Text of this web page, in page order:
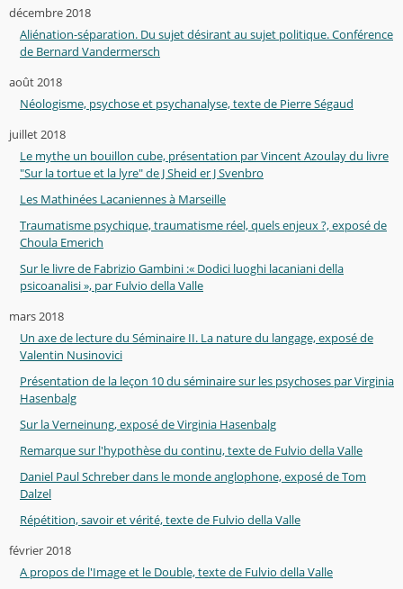
décembre 2018
Aliénation-séparation. Du sujet désirant au sujet politique. Conférence
de Bernard Vandermersch
août 2018
Néologisme, psychose et psychanalyse, texte de Pierre Ségaud
juillet 2018
Le mythe un bouillon cube, présentation par Vincent Azoulay du livre
"Sur la tortue et la lyre" de J Sheid er J Svenbro
Les Mathinées Lacaniennes à Marseille
Traumatisme psychique, traumatisme réel, quels enjeux ?, exposé de
Choula Emerich
Sur le livre de Fabrizio Gambini :« Dodici luoghi lacaniani della
psicoanalisi », par Fulvio della Valle
mars 2018
Un axe de lecture du Séminaire II. La nature du langage, exposé de
Valentin Nusinovici
Présentation de la leçon 10 du séminaire sur les psychoses par Virginia
Hasenbalg
Sur la Verneinung, exposé de Virginia Hasenbalg
Remarque sur l'hypothèse du continu, texte de Fulvio della Valle
Daniel Paul Schreber dans le monde anglophone, exposé de Tom
Dalzel
Répétition, savoir et vérité, texte de Fulvio della Valle
février 2018
A propos de l'Image et le Double, texte de Fulvio della Valle